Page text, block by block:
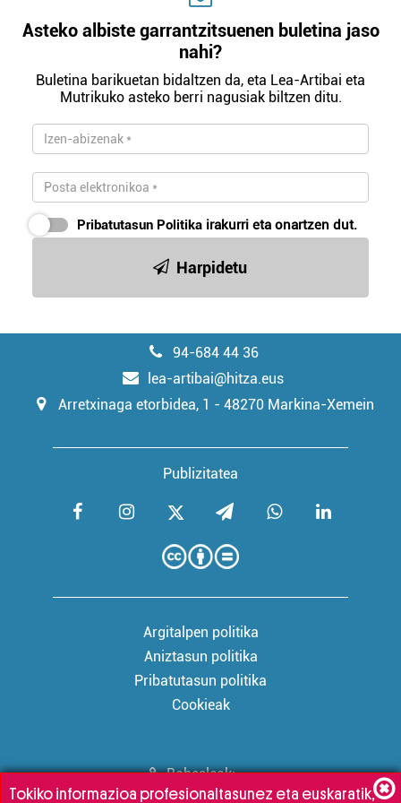
Asteko albiste garrantzitsuenen buletina jaso
nahi?
Buletina barikuetan bidaltzen da, eta Lea-Artibai eta
Mutrikuko asteko berri nagusiak biltzen ditu.
Pribatutasun Politika irakurri eta onartzen dut.
Harpidetu
94-684 44 36
lea-artibai@hitza.eus
Arretxinaga etorbidea, 1 - 48270 Markina-Xemein
Publizitatea
Argitalpen politika
Aniztasun politika
Pribatutasun politika
Cookieak
Babesleak:
Tokiko informazioa profesionaltasunez eta euskaratik,